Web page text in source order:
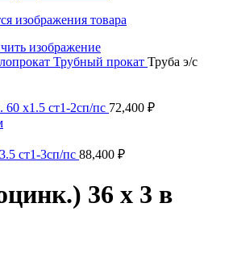
изображение
Трубный прокат Труба э/c
60 х1.5 ст1-2сп/пс 72,400 ₽
ст1-3сп/пс 88,400 ₽
36 х 3 в